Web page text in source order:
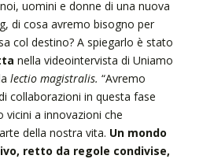
uomini e donne di una nuova
di cosa avremo bisogno per
col destino? A spiegarlo è stato
nella videointervista di Uniamo
lectio magistralis. “Avremo
collaborazioni in questa fase
vicini a innovazioni che
della nostra vita. Un mondo
retto da regole condivise,